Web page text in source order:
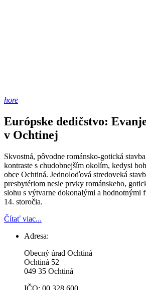
hore
Európske dedičstvo:
v Ochtinej
Skvostná, pôvodne románsko-gotická
kontraste s chudobnejším okolím, kedysi
obce Ochtiná. Jednoloďová stredoveká
presbytériom nesie prvky románskeho,
slohu s výtvarne dokonalými a hodnotnými
14. storočia.
Čítať viac...
Adresa:
Obecný úrad Ochtiná
Ochtiná 52
049 35 Ochtiná
IČO: 00 328 600